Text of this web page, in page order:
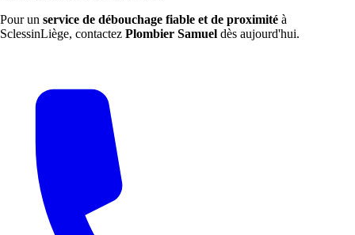
Pour un service de débouchage fiable et de proximité à
SclessinLiège, contactez Plombier Samuel dès aujourd'hui.